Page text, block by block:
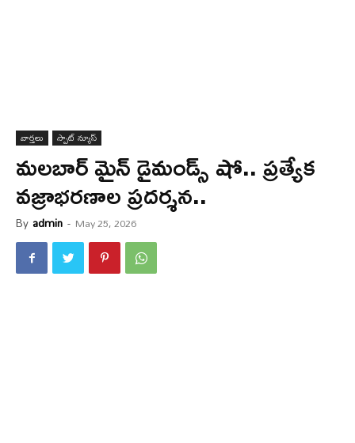
వార్త‌లు స్పాట్ న్యూస్
మలబార్ మైన్ డైమండ్స్ షో.. ప్రత్యేక
వజ్రాభరణాల ప్రదర్శన..
By admin - May 25, 2026